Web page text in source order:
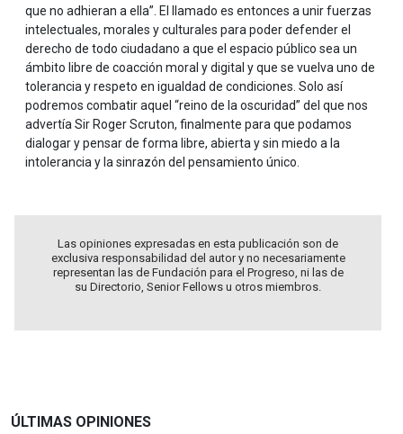
que no adhieran a ella”. El llamado es entonces a unir fuerzas
intelectuales, morales y culturales para poder defender el
derecho de todo ciudadano a que el espacio público sea un
ámbito libre de coacción moral y digital y que se vuelva uno de
tolerancia y respeto en igualdad de condiciones. Solo así
podremos combatir aquel “reino de la oscuridad” del que nos
advertía Sir Roger Scruton, finalmente para que podamos
dialogar y pensar de forma libre, abierta y sin miedo a la
intolerancia y la sinrazón del pensamiento único.
Las opiniones expresadas en esta publicación son de
exclusiva responsabilidad del autor y no necesariamente
representan las de Fundación para el Progreso, ni las de
su Directorio, Senior Fellows u otros miembros.
ÚLTIMAS OPINIONES